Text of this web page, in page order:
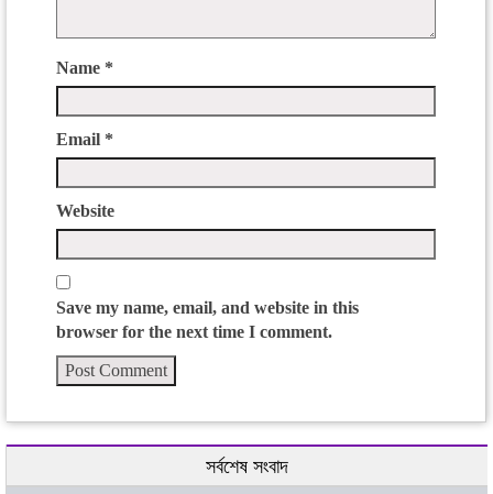
Name *
Email *
Website
Save my name, email, and website in this
browser for the next time I comment.
সর্বশেষ সংবাদ